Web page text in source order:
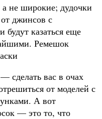
не широкие; дудочки
джинсов с
казаться еще
Ремешок
сделать вас в очах
от моделей с
А вот
— это то, что